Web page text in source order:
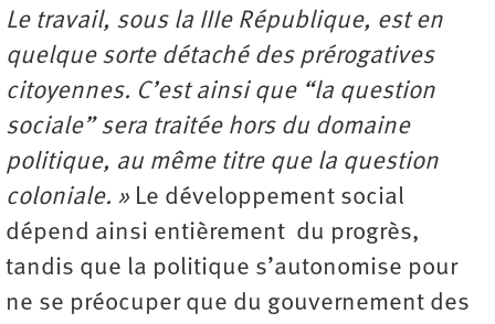
Le travail, sous la IIIe République, est en
quelque sorte détaché des prérogatives
citoyennes. C’est ainsi que “la question
sociale” sera traitée hors du domaine
politique, au même titre que la question
coloniale. » Le développement social
dépend ainsi entièrement du progrès,
tandis que la politique s’autonomise pour
ne se préocuper que du gouvernement des